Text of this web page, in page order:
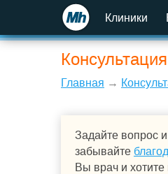
Клиники
Главная →
Задайте вопрос
забывайте
Вы врач и хотите